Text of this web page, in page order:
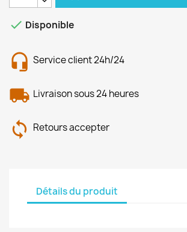
 Disponible
Service client 24h/24
Livraison sous 24 heures
Retours accepter
Détails du produit